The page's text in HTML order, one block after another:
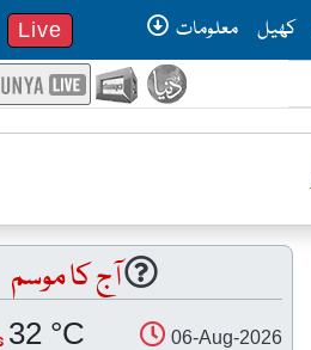
کھیل معلومات Live
آج کا موسم
06-Aug-2026
32 °C